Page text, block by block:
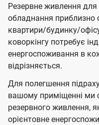
Резервне живлення
обладнання приблизно
квартири/будинку/
коворкінгу потребує
енергоспоживання в
відрізняється.
Для полегшення
вашому приміщенні ми
резервного живлення,
орієнтовне